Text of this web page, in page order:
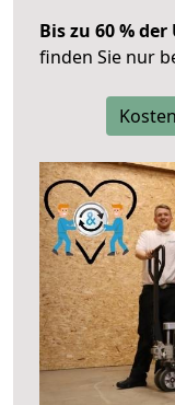
Bis zu 60 %
finden Sie nur